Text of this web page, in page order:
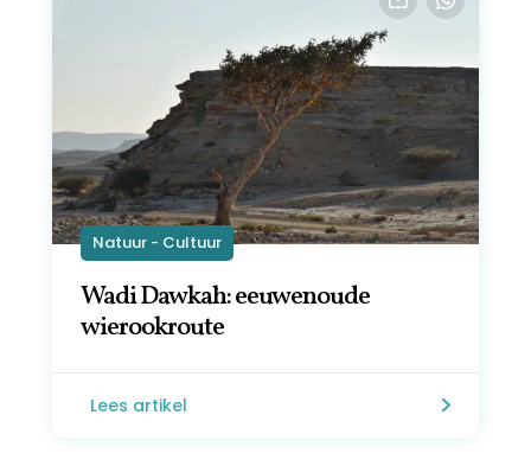
Natuur - Cultuur
Wadi Dawkah: eeuwenoude
wierookroute
Lees artikel